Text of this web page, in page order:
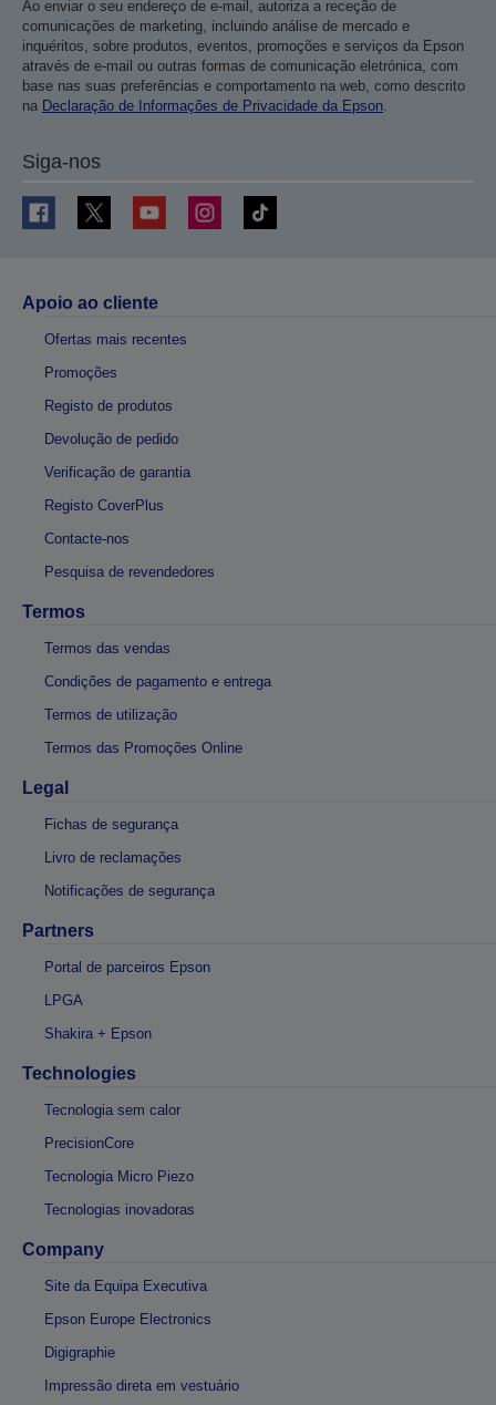
Ao enviar o seu endereço de e-mail, autoriza a receção de
comunicações de marketing, incluindo análise de mercado e
inquéritos, sobre produtos, eventos, promoções e serviços da Epson
através de e-mail ou outras formas de comunicação eletrónica, com
base nas suas preferências e comportamento na web, como descrito
na Declaração de Informações de Privacidade da Epson.
Siga-nos
Apoio ao cliente
Ofertas mais recentes
Promoções
Registo de produtos
Devolução de pedido
Verificação de garantia
Registo CoverPlus
Contacte-nos
Pesquisa de revendedores
Termos
Termos das vendas
Condições de pagamento e entrega
Termos de utilização
Termos das Promoções Online
Legal
Fichas de segurança
Livro de reclamações
Notificações de segurança
Partners
Portal de parceiros Epson
LPGA
Shakira + Epson
Technologies
Tecnologia sem calor
PrecisionCore
Tecnologia Micro Piezo
Tecnologias inovadoras
Company
Site da Equipa Executiva
Epson Europe Electronics
Digigraphie
Impressão direta em vestuário